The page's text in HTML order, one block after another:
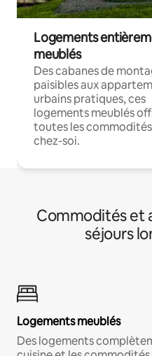
Logements
meublés
Des cabanes de
paisibles aux
urbains pratiques, ces
logements meublés
toutes les
chez-soi.
Commodités et
séjours
Logements meublés
Des logements